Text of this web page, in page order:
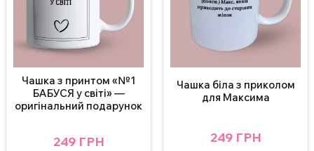
Чашка з принтом «№1
БАБУСЯ у світі» —
оригінальний подарунок
249 ГРН
Чашка біла з приколом
для Максима
249 ГРН